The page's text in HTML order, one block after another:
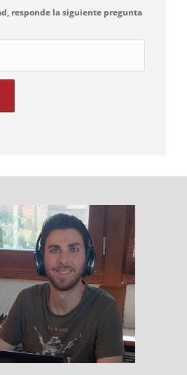
responde la siguiente pregunta